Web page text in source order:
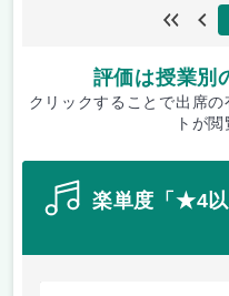
評価は授業別
クリックすることで出席
トが閲
楽単度「★4